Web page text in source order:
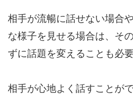
相手が流暢に話せない場合
な様子を見せる場合は、そ
ずに話題を変えることも必要
相手が心地よく話すことが